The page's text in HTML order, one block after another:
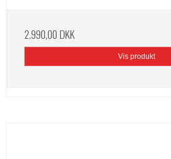
2.990,00 DKK
Vis produkt